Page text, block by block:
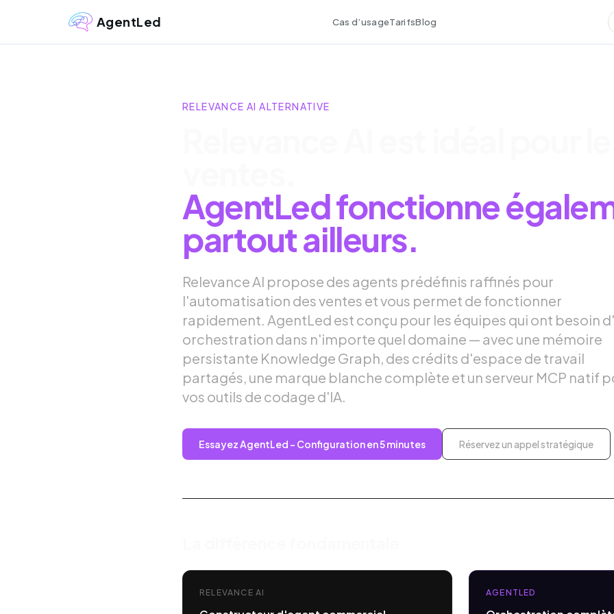
AgentLed Cas d’usageTarifsBlog
RELEVANCE AI ALTERNATIVE
AgentLed fonctionne
partout ailleurs.
Relevance AI propose des agents prédéfinis raffinés pour
l'automatisation des ventes et vous permet de fonctionner
rapidement. AgentLed est conçu pour les équipes qui ont besoin
orchestration dans n'importe quel domaine — avec une mémoire
persistante Knowledge Graph, des crédits d'espace de travail
partagés, une marque blanche complète et un serveur MCP natif
vos outils de codage d'IA.
Essayez AgentLed – Configuration en 5 minutes Réservez un appel stratégique
RELEVANCE AI AGENTLED